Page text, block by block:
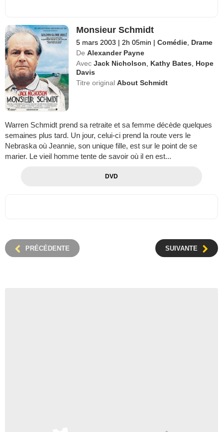
Monsieur Schmidt
5 mars 2003 | 2h 05min | Comédie Drame
De Alexander Payne
Avec Jack Nicholson Kathy Bates
Hope
Davis
Titre originalAbout Schmidt
Warren Schmidt prend sa retraite et sa femme décède quelques
semaines plus tard. Un jour, celui-ci prend la route vers le
Nebraska où Jeannie, son unique fille, est sur le point de se
marier. Le vieil homme tente de savoir où il en est...
DVD
PRÉCÉDENTE SUIVANTE